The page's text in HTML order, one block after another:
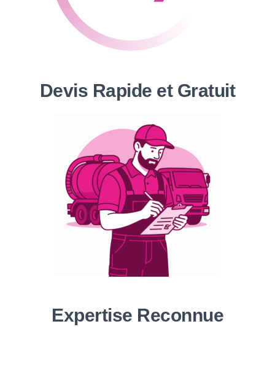
Devis Rapide et Gratuit
Expertise Reconnue